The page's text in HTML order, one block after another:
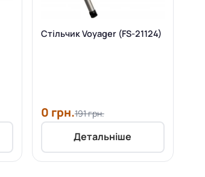
Стільчик Voyager (FS-21124)
0 грн.191 грн.
Детальніше